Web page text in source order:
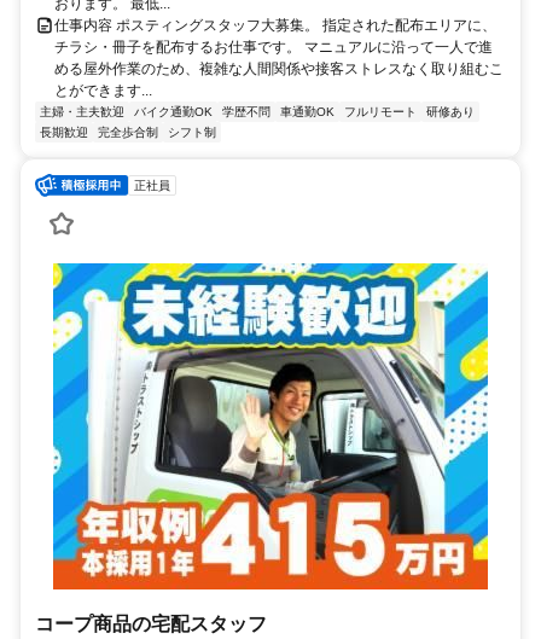
おります。 最低...
仕事内容 ポスティングスタッフ大募集。 指定された配布エリアに、
チラシ・冊子を配布するお仕事です。 マニュアルに沿って一人で進
める屋外作業のため、複雑な人間関係や接客ストレスなく取り組むこ
とができます...
主婦・主夫歓迎 バイク通勤OK 学歴不問 車通勤OK フルリモート
研修あり
長期歓迎
完全歩合制 シフト制
正社員
コープ商品の宅配スタッフ